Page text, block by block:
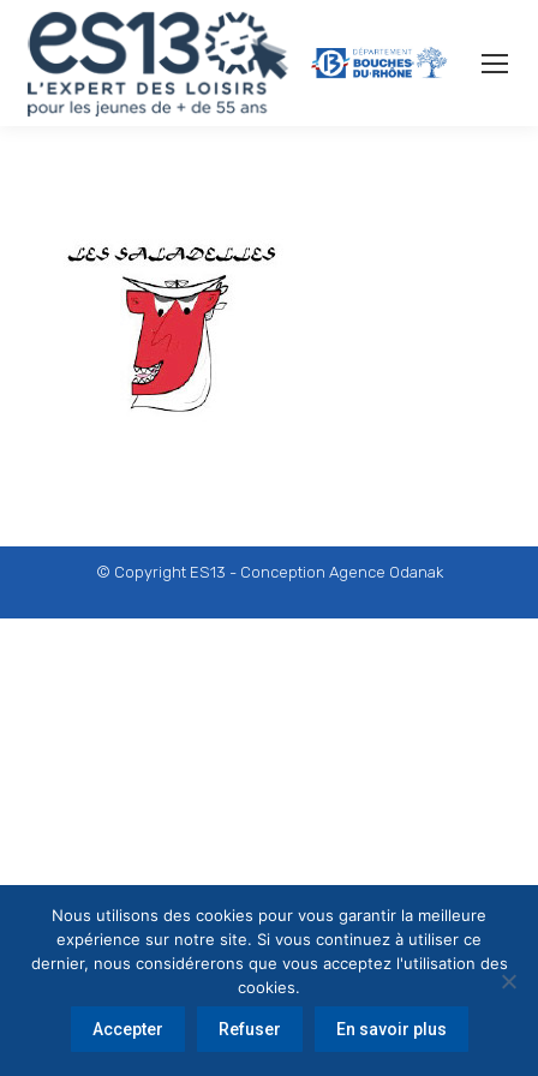
© Copyright ES13 - Conception Agence Odanak
Nous utilisons des cookies pour vous garantir la meilleure
expérience sur notre site. Si vous continuez à utiliser ce
dernier, nous considérerons que vous acceptez l'utilisation des
cookies.
Accepter Refuser En savoir plus